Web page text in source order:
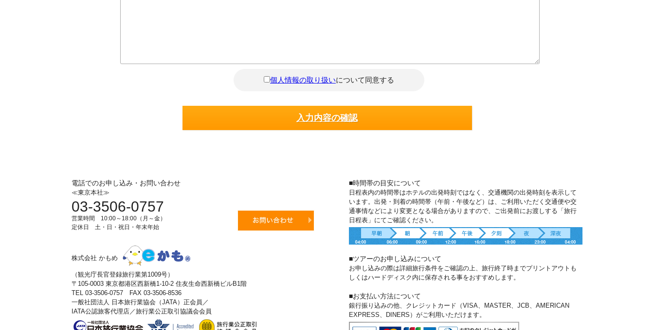
個人情報の取り扱いについて同意する
電話でのお申し込み・お問い合わせ
≪東京本社≫
03-3506-0757
営業時間 10:00～18:00（月～金）
定休日 土・日・祝日・年末年始
株式会社 かもめ
（観光庁長官登録旅行業第1009号）
〒105-0003 東京都港区西新橋1-10-2 住友生命西新橋ビルB1階
TEL 03-3506-0757 FAX 03-3506-8536
一般社団法人 日本旅行業協会（JATA）正会員／
IATA公認旅客代理店／旅行業公正取引協議会会員
■時間帯の目安について
日程表内の時間帯はホテルの出発時刻ではなく、交通機関の出発時刻を表示して
います。出発・到着の時間帯（午前・午後など）は、ご利用いただく交通便や交
通事情などにより変更となる場合がありますので、ご出発前にお渡しする「旅行
日程表」にてご確認ください。
■ツアーのお申し込みについて
お申し込みの際は詳細旅行条件をご確認の上、旅行終了時までプリントアウトも
しくはハードディスク内に保存される事をおすすめします。
■お支払い方法について
銀行振り込みの他、クレジットカード（VISA、MASTER、JCB、AMERICAN
EXPRESS、DINERS）がご利用いただけます。